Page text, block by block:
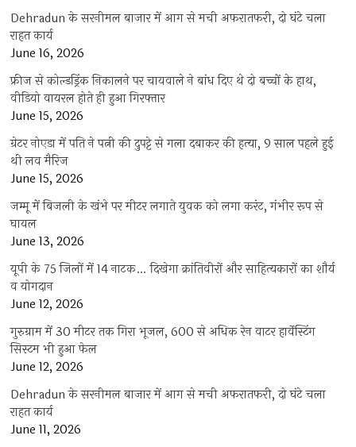
Dehradun के सरनीमल बाजार में आग से मची अफरातफरी, दो घंटे चला
राहत कार्य
June 16, 2026
फ्रीज से कोल्डड्रिंक निकालने पर चायवाले ने बांध दिए थे दो बच्चों के हाथ,
वीडियो वायरल होते ही हुआ गिरफ्तार
June 15, 2026
ग्रेटर नोएडा में पति ने पत्नी की दुपट्टे से गला दबाकर की हत्या, 9 साल पहले हुई
थी लव मैरिज
June 15, 2026
जम्मू में बिजली के खंभे पर मीटर लगाते युवक को लगा करंट, गंभीर रूप से
घायल
June 13, 2026
यूपी के 75 जिलों में 14 नाटक… दिखेगा क्रांतिवीरों और साहित्यकारों का शौर्य
व योगदान
June 12, 2026
गुरुग्राम में 30 मीटर तक गिरा भूजल, 600 से अधिक रेन वाटर हार्वेस्टिंग
सिस्टम भी हुआ फेल
June 12, 2026
Dehradun के सरनीमल बाजार में आग से मची अफरातफरी, दो घंटे चला
राहत कार्य
June 11, 2026